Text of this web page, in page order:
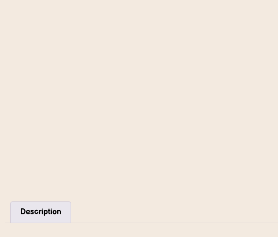
Description